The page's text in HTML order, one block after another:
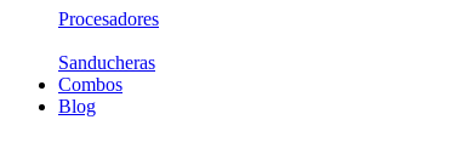
Procesadores
Sanducheras
Combos
Blog